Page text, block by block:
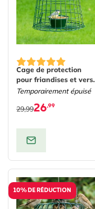
Cage de protection
pour friandises et vers
de farine
Temporairement épuisé
26,99
29,99
10% DE RÉDUCTION